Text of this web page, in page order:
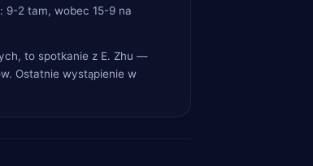
9-2 tam, wobec 15-9 na
to spotkanie z E. Zhu —
Ostatnie wystąpienie w